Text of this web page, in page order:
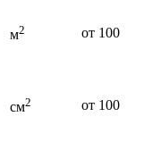
м2 от 100
см2 от 100